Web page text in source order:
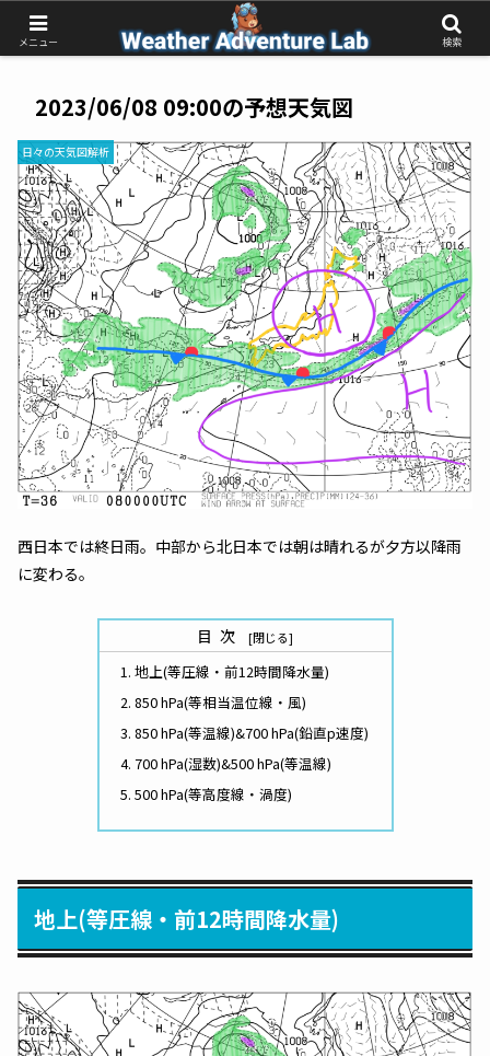
受動的な予報待ちから、能動的な気象判断へ
2023/06/08 09:00の予想天気図
日々の天気図解析
西日本では終日雨。中部から北日本では朝は晴れるが夕方以降雨
に変わる。
目次
地上(等圧線・前12時間降水量)
850 hPa(等相当温位線・風)
850 hPa(等温線)&700 hPa(鉛直p速度)
700 hPa(湿数)&500 hPa(等温線)
500 hPa(等高度線・渦度)
地上(等圧線・前12時間降水量)
メニュー 検索